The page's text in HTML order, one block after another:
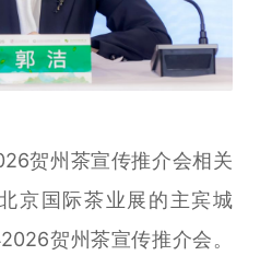
贺州茶宣传推介会相关
京国际茶业展的主宾城
贺州茶宣传推介会。